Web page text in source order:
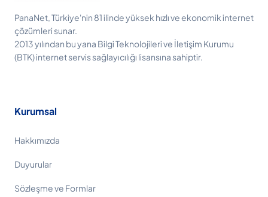
PanaNet, Türkiye'nin 81 ilinde yüksek hızlı ve ekonomik internet
çözümleri sunar.
2013 yılından bu yana Bilgi Teknolojileri ve İletişim Kurumu
(BTK) internet servis sağlayıcılığı lisansına sahiptir.
Kurumsal
Hakkımızda
Duyurular
Sözleşme ve Formlar